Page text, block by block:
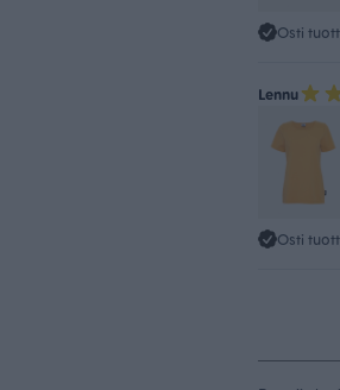
Osti
Lennu
Osti